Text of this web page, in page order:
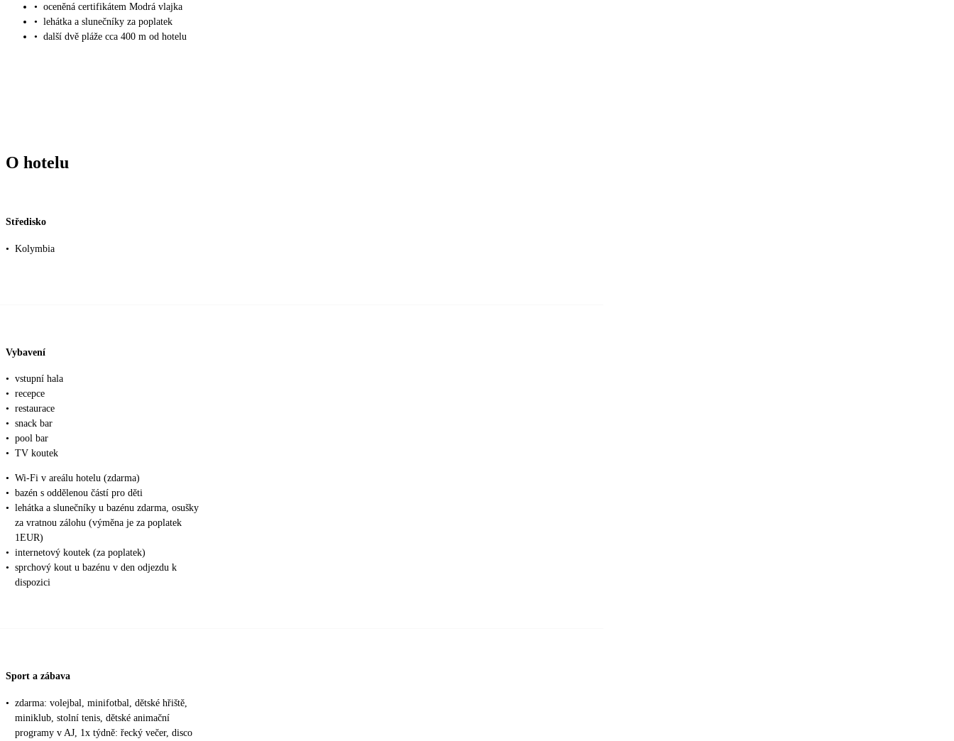
• oceněná certifikátem Modrá vlajka
• lehátka a slunečníky za poplatek
• další dvě pláže cca 400 m od hotelu
O hotelu
Středisko
• Kolymbia
Vybavení
• vstupní hala
• recepce
• restaurace
• snack bar
• pool bar
• TV koutek
• Wi-Fi v areálu hotelu (zdarma)
• bazén s oddělenou částí pro děti
• lehátka a slunečníky u bazénu zdarma, osušky
za vratnou zálohu (výměna je za poplatek
1EUR)
• internetový koutek (za poplatek)
• sprchový kout u bazénu v den odjezdu k
dispozici
Sport a zábava
• zdarma: volejbal, minifotbal, dětské hřiště,
miniklub, stolní tenis, dětské animační
programy v AJ, 1x týdně: řecký večer, disco